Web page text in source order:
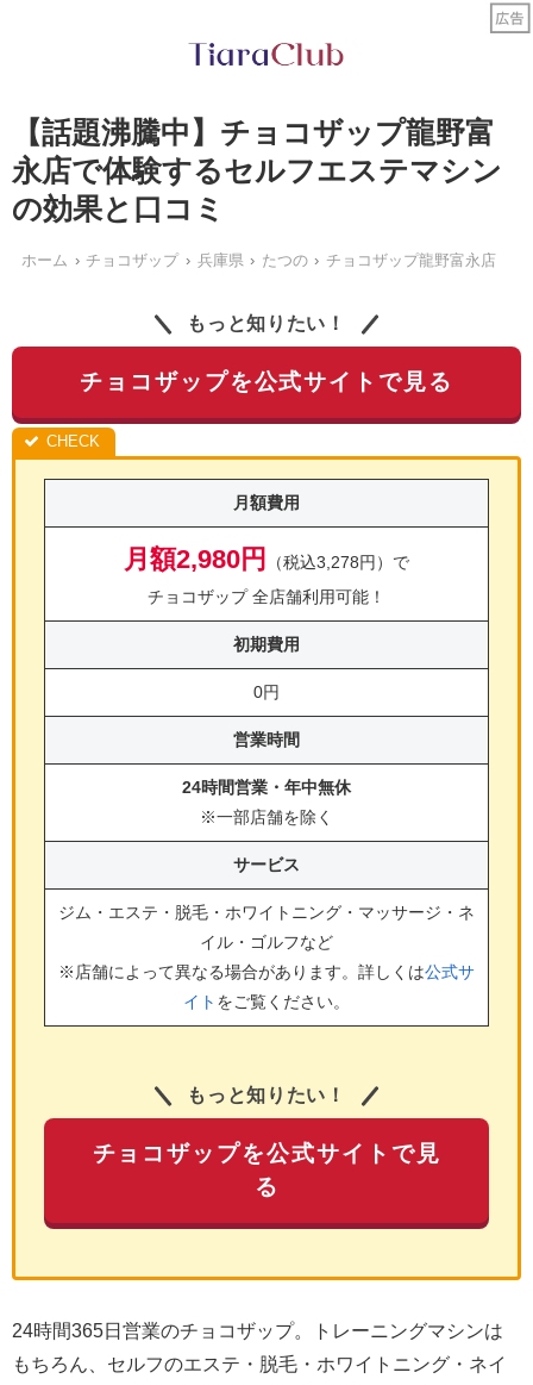
【話題沸騰中】チョコザップ龍野富
永店で体験するセルフエステマシン
の効果と口コミ
ホーム チョコザップ 兵庫県 たつの チョコザップ龍野富永店
もっと知りたい！
チョコザップを公式サイトで見る
月額費用
月額2,980円
（税込3,278円）で
チョコザップ 全店舗利用可能！
初期費用
0円
営業時間
24時間営業・年中無休
※一部店舗を除く
サービス
ジム・エステ・脱毛・ホワイトニング・マッサージ・ネ
イル・ゴルフなど
※店舗によって異なる場合があります。詳しくは公式サ
イト をご覧ください。
もっと知りたい！
チョコザップを公式サイトで見
る
24時間365日営業のチョコザップ。トレーニングマシンは
もちろん、セルフのエステ・脱毛・ホワイトニング・ネイ